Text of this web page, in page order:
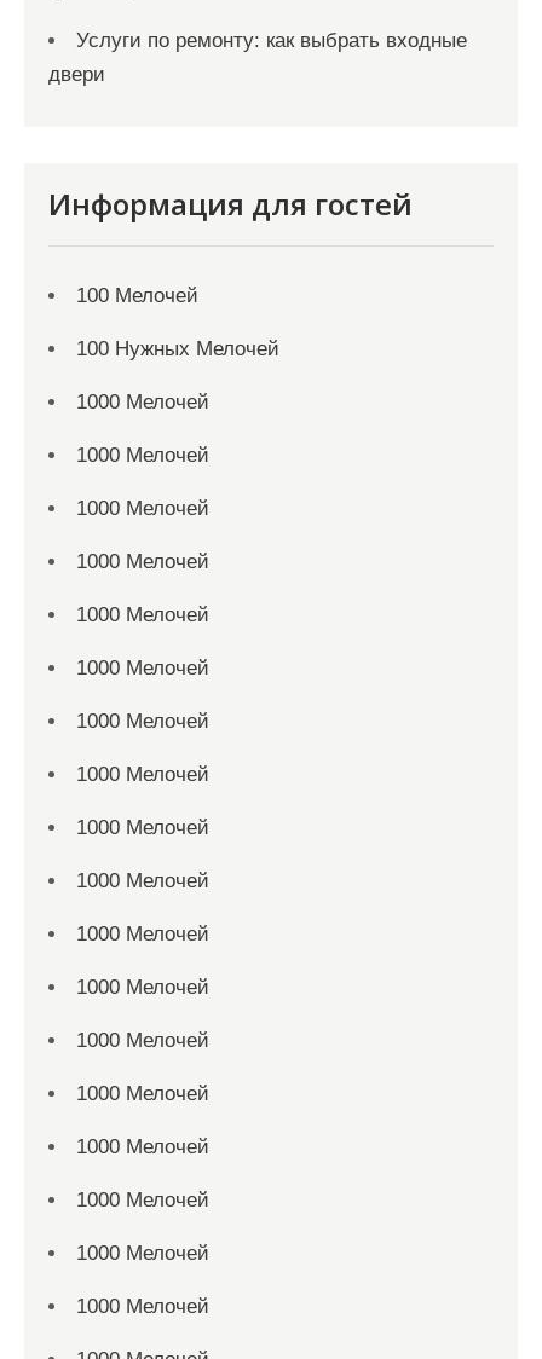
Услуги по ремонту: как выбрать входные
двери
Информация для гостей
100 Мелочей
100 Нужных Мелочей
1000 Мелочей
1000 Мелочей
1000 Мелочей
1000 Мелочей
1000 Мелочей
1000 Мелочей
1000 Мелочей
1000 Мелочей
1000 Мелочей
1000 Мелочей
1000 Мелочей
1000 Мелочей
1000 Мелочей
1000 Мелочей
1000 Мелочей
1000 Мелочей
1000 Мелочей
1000 Мелочей